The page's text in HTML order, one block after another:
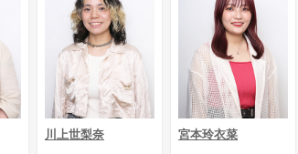
川上世梨奈 宮本玲衣菜